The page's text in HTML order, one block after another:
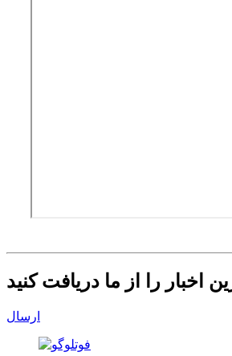
اخبار را از ما دریافت کنید
ارسال